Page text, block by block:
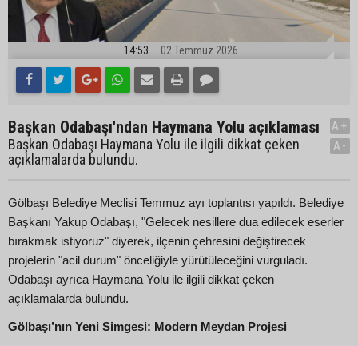
14:53 02 Temmuz 2026
Başkan Odabaşı'ndan Haymana Yolu açıklaması
Başkan Odabaşı Haymana Yolu ile ilgili dikkat çeken
açıklamalarda bulundu.
A+
A-
Gölbaşı Belediye Meclisi Temmuz ayı toplantısı yapıldı. Belediye
Başkanı Yakup Odabaşı, "Gelecek nesillere dua edilecek eserler
bırakmak istiyoruz" diyerek, ilçenin çehresini değiştirecek
projelerin "acil durum" önceliğiyle yürütüleceğini vurguladı.
Odabaşı ayrıca Haymana Yolu ile ilgili dikkat çeken
açıklamalarda bulundu.
Gölbaşı’nın Yeni Simgesi: Modern Meydan Projesi